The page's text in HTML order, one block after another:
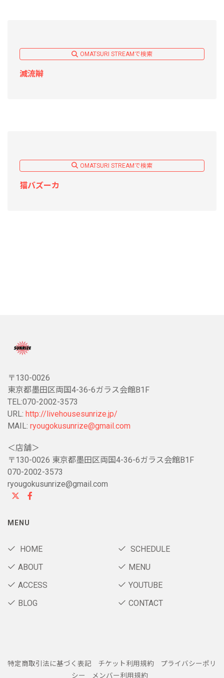
OMATSURI STREAMで検索
滅流辮
OMATSURI STREAMで検索
猫バズーカ
〒130-0026
東京都墨田区両国4-36-6ガラス会館B1F
TEL:070-2002-3573
URL: http://livehousesunrize.jp/
MAIL: ryougokusunrize@gmail.com
＜店舗＞
〒130-0026 東京都墨田区両国4-36-6ガラス会館B1F
070-2002-3573
ryougokusunrize@gmail.com
MENU
HOME
SCHEDULE
ABOUT
MENU
ACCESS
YOUTUBE
BLOG
CONTACT
特定商取引法に基づく表記 チケット利用規約
プライバシーポリ
シー
メンバー利用規約